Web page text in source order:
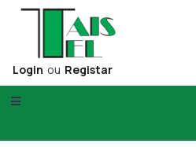
Login ou Registar